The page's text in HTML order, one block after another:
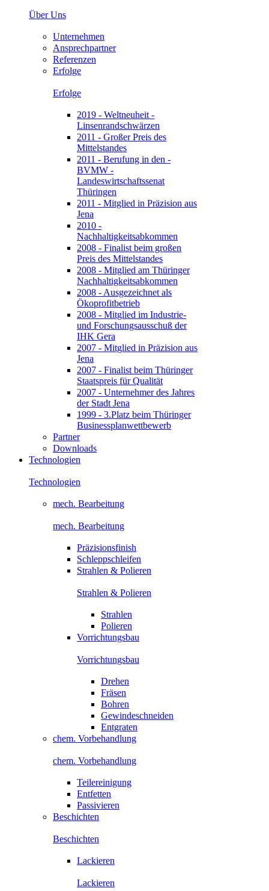
Über Uns
Unternehmen
Ansprechpartner
Referenzen
Erfolge
Erfolge
2019 - Weltneuheit -
Linsenrandschwärzen
2011 - Großer Preis des
Mittelstandes
2011 - Berufung in den -
BVMW -
Landeswirtschaftssenat
Thüringen
2011 - Mitglied in Präzision aus
Jena
2010 -
Nachhaltigkeitsabkommen
2008 - Finalist beim großen
Preis des Mittelstandes
2008 - Mitglied am Thüringer
Nachhaltigkeitsabkommen
2008 - Ausgezeichnet als
Ökoprofitbetrieb
2008 - Mitglied im Industrie-
und Forschungsausschuß der
IHK Gera
2007 - Mitglied in Präzision aus
Jena
2007 - Finalist beim Thüringer
Staatspreis für Qualität
2007 - Unternehmer des Jahres
der Stadt Jena
1999 - 3.Platz beim Thüringer
Businessplanwettbewerb
Partner
Downloads
Technologien
Technologien
mech. Bearbeitung
mech. Bearbeitung
Präzisionsfinish
Schleppschleifen
Strahlen & Polieren
Strahlen & Polieren
Strahlen
Polieren
Vorrichtungsbau
Vorrichtungsbau
Drehen
Fräsen
Bohren
Gewindeschneiden
Entgraten
chem. Vorbehandlung
chem. Vorbehandlung
Teilereinigung
Entfetten
Passivieren
Beschichten
Beschichten
Lackieren
Lackieren